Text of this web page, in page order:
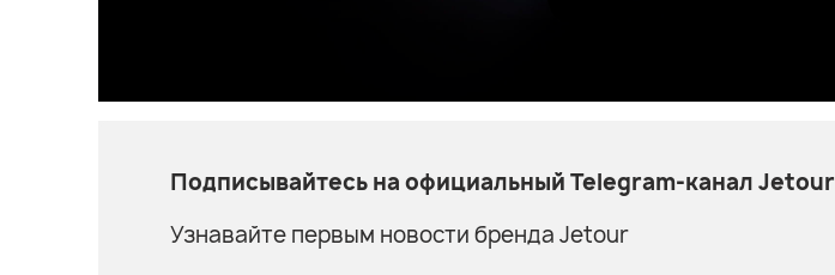
Подписывайтесь на официальный Telegram-канал Jetour
Узнавайте первым новости бренда Jetour